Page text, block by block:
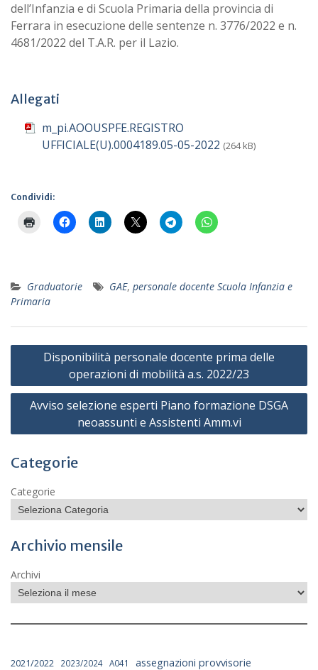
dell’Infanzia e di Scuola Primaria della provincia di
Ferrara in esecuzione delle sentenze n. 3776/2022 e n.
4681/2022 del T.A.R. per il Lazio.
Allegati
m_pi.AOOUSPFE.REGISTRO
UFFICIALE(U).0004189.05-05-2022 (264 kB)
Condividi:
Graduatorie GAE, personale docente Scuola Infanzia e
Primaria
Navigazione
Disponibilità personale docente prima delle
operazioni di mobilità a.s. 2022/23
Avviso selezione esperti Piano formazione DSGA
neoassunti e Assistenti Amm.vi
Categorie
Categorie
Archivio mensile
Archivi
2021/2022 2023/2024 A041 assegnazioni provvisorie